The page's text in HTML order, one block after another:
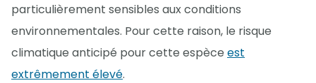
particulièrement sensibles aux conditions
environnementales. Pour cette raison, le risque
climatique anticipé pour cette espèce est
extrêmement élevé.